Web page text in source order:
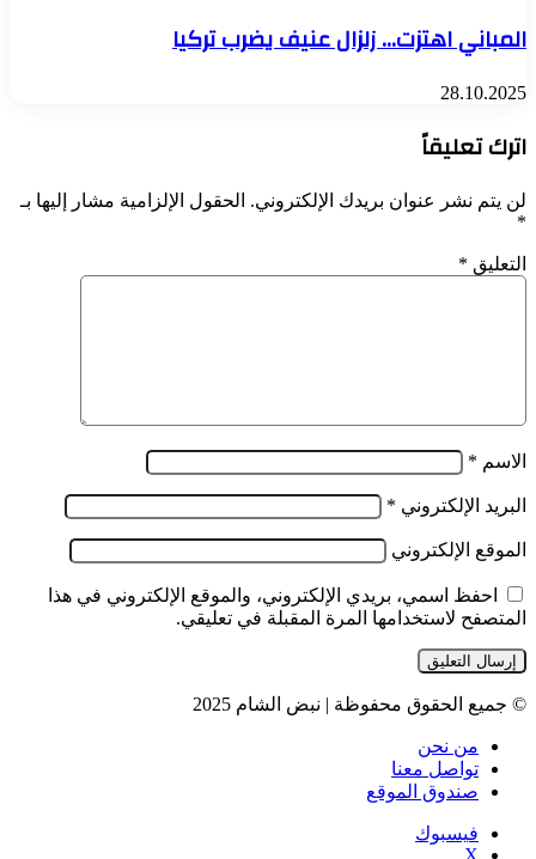
المباني اهتزت… زلزال عنيف يضرب تركيا
28.10.2025
اترك تعليقاً
لن يتم نشر عنوان بريدك الإلكتروني. الحقول الإلزامية مشار إليها بـ
*
التعليق *
الاسم *
البريد الإلكتروني *
الموقع الإلكتروني
احفظ اسمي، بريدي الإلكتروني، والموقع الإلكتروني في هذا
المتصفح لاستخدامها المرة المقبلة في تعليقي.
© جميع الحقوق محفوظة | نبض الشام 2025
من نحن
تواصل معنا
صندوق الموقع
فيسبوك